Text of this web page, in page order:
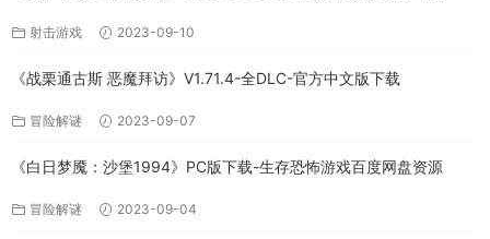
射击游戏 2023-09-10
《战栗通古斯 恶魔拜访》V1.71.4-全DLC-官方中文版下载
冒险解谜 2023-09-07
《白日梦魇：沙堡1994》PC版下载-生存恐怖游戏百度网盘资源
冒险解谜 2023-09-04